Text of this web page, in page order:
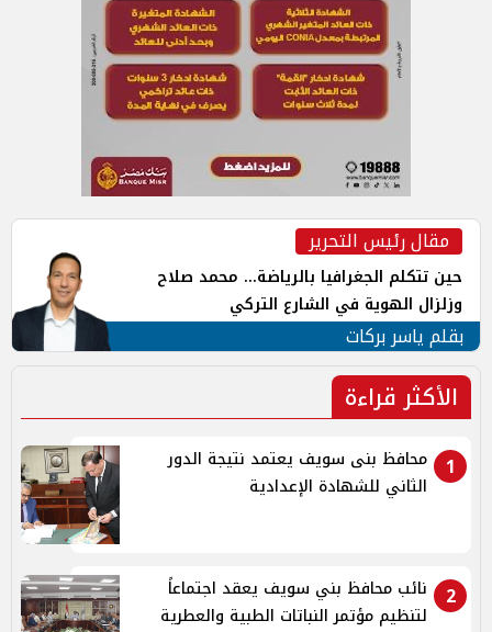
مقال رئيس التحرير
حين تتكلم الجغرافيا بالرياضة... محمد صلاح
وزلزال الهوية في الشارع التركي
بقلم ياسر بركات
الأكثر قراءة
1
محافظ بنى سويف يعتمد نتيجة الدور
الثاني للشهادة الإعدادية
2
نائب محافظ بني سويف يعقد اجتماعاً
لتنظيم مؤتمر النباتات الطبية والعطرية